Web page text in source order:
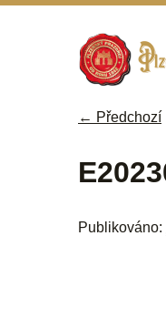
← Předchozí
Publikováno: